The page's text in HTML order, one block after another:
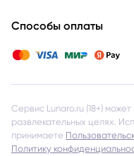
Способы оплаты
Сервис Lunaro.ru (18+)
развлекательных целях.
принимаете
Политику